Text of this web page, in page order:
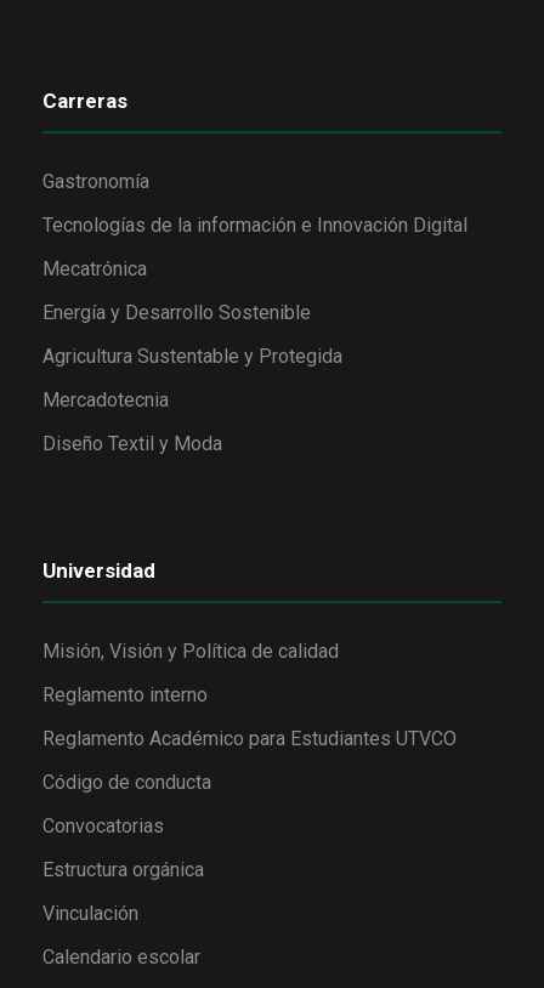
Carreras
Gastronomía
Tecnologías de la información e Innovación Digital
Mecatrónica
Energía y Desarrollo Sostenible
Agricultura Sustentable y Protegida
Mercadotecnia
Diseño Textil y Moda
Universidad
Misión, Visión y Política de calidad
Reglamento interno
Reglamento Académico para Estudiantes UTVCO
Código de conducta
Convocatorias
Estructura orgánica
Vinculación
Calendario escolar